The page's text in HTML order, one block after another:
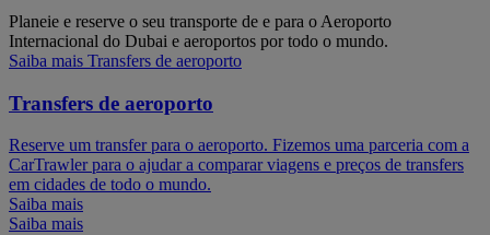
Planeie e reserve o seu transporte de e para o Aeroporto
Internacional do Dubai e aeroportos por todo o mundo.
Saiba mais Transfers de aeroporto
Transfers de aeroporto
Reserve um transfer para o aeroporto. Fizemos uma parceria com a
CarTrawler para o ajudar a comparar viagens e preços de transfers
em cidades de todo o mundo.
Saiba mais
Saiba mais